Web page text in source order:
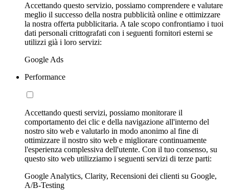
Accettando questo servizio, possiamo comprendere e valutare
meglio il successo della nostra pubblicità online e ottimizzare
la nostra offerta pubblicitaria. A tale scopo confrontiamo i tuoi
dati personali crittografati con i seguenti fornitori esterni se
utilizzi già i loro servizi:
Google Ads
Performance
Accettando questi servizi, possiamo monitorare il
comportamento dei clic e della navigazione all'interno del
nostro sito web e valutarlo in modo anonimo al fine di
ottimizzare il nostro sito web e migliorare continuamente
l'esperienza complessiva dell'utente. Con il tuo consenso, su
questo sito web utilizziamo i seguenti servizi di terze parti:
Google Analytics, Clarity, Recensioni dei clienti su Google,
A/B-Testing